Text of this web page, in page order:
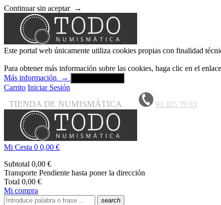
Continuar sin aceptar →
Este portal web únicamente utiliza cookies propias con finalidad
Para obtener más información sobre las cookies, haga clic en el
Más información
→
Carrito Iniciar Sesión
TIENDA DE NUMISMÁTICA 93 325 79 93
Mi Cesta 0 0,00 €
Subtotal 0,00 €
Transporte Pendiente hasta poner la dirección
Total 0,00 €
Mi compra
search